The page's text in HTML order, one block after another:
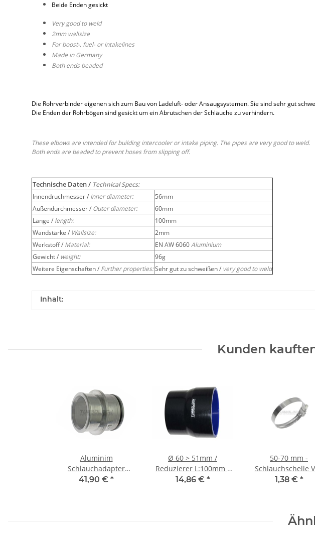
Beide Enden gesickt
Very good to weld
2mm wallsize
For boost-, fuel- or intakelines
Made in Germany
Both ends beaded
Die Rohrverbinder eigenen sich zum Bau von Ladeluft- oder Ansaugsystemen. Sie sind sehr gut
Die Enden der Rohrbögen sind gesickt um ein Abrutschen der Schläuche zu verhindern.
These elbows are intended for building intercooler or intake piping. The pipes are very good to weld.
Both ends are beaded to prevent hoses from slipping off.
Technische Daten / Technical Specs:
Innendruchmesser / Inner diameter:
56mm
Außendurchmesser / Outer diameter:
60mm
Länge / length:
100mm
Wandstärke / Wallsize:
2mm
Werkstoff / Material: EN AW 6060Aluminium
Gewicht / weight:
96g
Weitere Eigenschaften / Further properties:Sehr gut zu schweißen / very good to weld
Inhalt:
Kunden
Aluminim
Schlauchadapter
Turbolader Ø 50 /
41,90 € *
Ø 60 > 51mm /
Reduzierer L:100mm /
Silikonschlauch -
14,86 € *
50-70 mm -
Schlauchschelle
1.4401 Edelstahl
1,38 € *